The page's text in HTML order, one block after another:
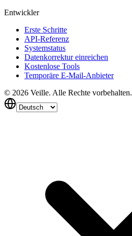
Entwickler
Erste Schritte
API-Referenz
Systemstatus
Datenkorrektur einreichen
Kostenlose Tools
Temporäre E-Mail-Anbieter
© 2026 Veille. Alle Rechte vorbehalten.